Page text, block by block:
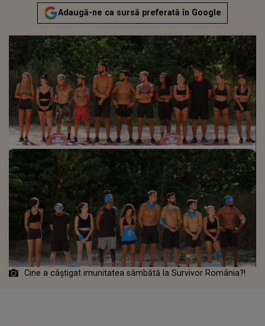
Adaugă-ne ca sursă preferată în Google
Cine a câştigat imunitatea sâmbătă la Survivor România?!